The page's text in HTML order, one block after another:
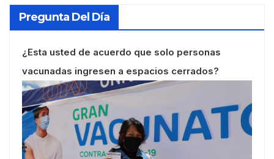
Pregunta Del Día
¿Esta usted de acuerdo que solo personas
vacunadas ingresen a espacios cerrados?